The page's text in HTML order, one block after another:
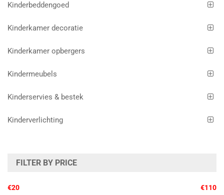
Kinderbeddengoed
Kinderkamer decoratie
Kinderkamer opbergers
Kindermeubels
Kinderservies & bestek
Kinderverlichting
FILTER BY PRICE
€20 €110